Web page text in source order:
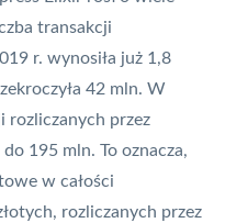
transakcji
r. wynosiła już 1,8
42 mln. W
rozliczanych przez
195 mln. To oznacza,
w całości
rozliczanych przez